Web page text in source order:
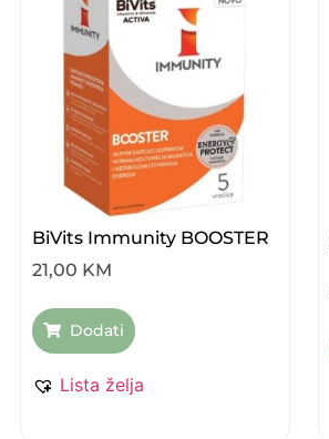
BiVits Immunity BOOSTER
21,00 KM
Dodati
Lista želja